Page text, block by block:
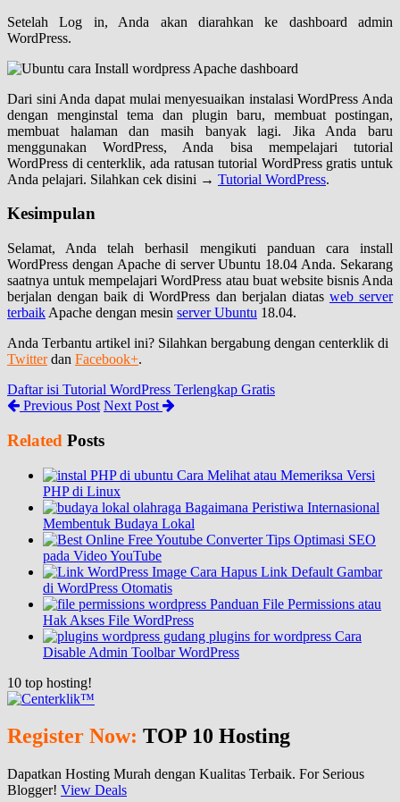
Setelah Log in, Anda akan diarahkan ke dashboard admin
WordPress.
Dari sini Anda dapat mulai menyesuaikan instalasi WordPress Anda
dengan menginstal tema dan plugin baru, membuat postingan,
membuat halaman dan masih banyak lagi. Jika Anda baru
menggunakan WordPress, Anda bisa mempelajari tutorial
WordPress di centerklik, ada ratusan tutorial WordPress gratis untuk
Anda pelajari. Silahkan cek disini → Tutorial WordPress.
Kesimpulan
Selamat, Anda telah berhasil mengikuti panduan cara install
WordPress dengan Apache di server Ubuntu 18.04 Anda. Sekarang
saatnya untuk mempelajari WordPress atau buat website bisnis Anda
berjalan dengan baik di WordPress dan berjalan diatas web server
terbaik Apache dengan mesin server Ubuntu 18.04.
Anda Terbantu artikel ini? Silahkan bergabung dengan centerklik di
Twitterdan Facebook+.
Daftar isi Tutorial WordPress Terlengkap Gratis
Previous Post Next Post
Related Posts
Cara Melihat atau Memeriksa Versi
PHP di Linux
Bagaimana Peristiwa Internasional
Membentuk Budaya Lokal
Tips Optimasi SEO
pada Video YouTube
Cara Hapus Link Default Gambar
di WordPress Otomatis
Panduan File Permissions atau
Hak Akses File WordPress
Cara
Disable Admin Toolbar WordPress
10 top hosting!
Register Now: TOP 10 Hosting
Dapatkan Hosting Murah dengan Kualitas Terbaik. For Serious
Blogger! View Deals